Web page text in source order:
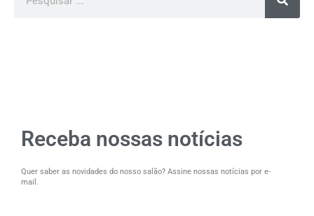
Receba nossas notícias
Quer saber as novidades do nosso salão? Assine nossas notícias por e-
mail.